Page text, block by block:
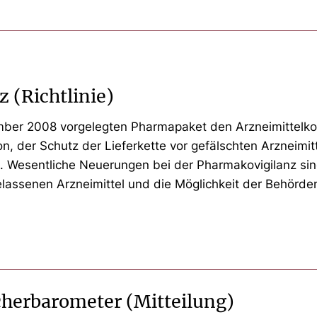
(Richtlinie)
2008 vorgelegten Pharmapaket den
der Schutz der Lieferkette vor gefälschten
Neuerungen bei der Pharmakovigilanz
Arzneimittel und die Möglichkeit der
(Mitteilung)